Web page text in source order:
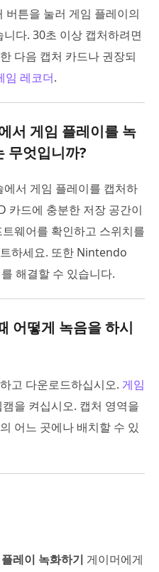
튼을 눌러 게임 플레이의
다. 30초 이상 캡처하려면
다음 캡처 카드나 권장되
임 레코더.
게임 플레이를 녹
무엇입니까?
서 게임 플레이를 캡처하
카드에 충분한 저장 공간이
웨어를 확인하고 스위치를
하세요. 또한 Nintendo
해결할 수 있습니다.
어떻게 녹음을 하시
고 다운로드하십시오. 게임
을 켜십시오. 캡처 영역을
어느 곳에나 배치할 수 있
레이 녹화하기 게이머에게